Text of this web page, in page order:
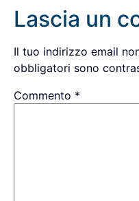
Lascia un
Il tuo indirizzo email
obbligatori sono
Commento *